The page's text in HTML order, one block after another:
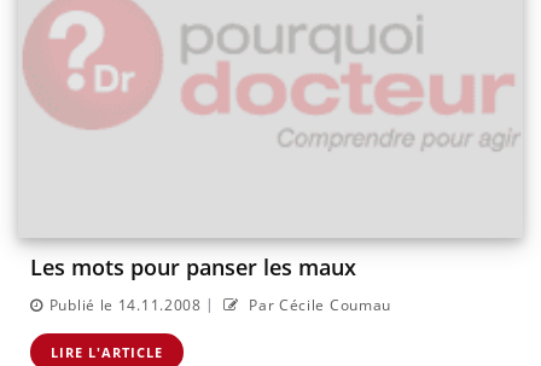
Les mots pour panser les maux
Publié le 14.11.2008 | Par Cécile Coumau
LIRE L'ARTICLE